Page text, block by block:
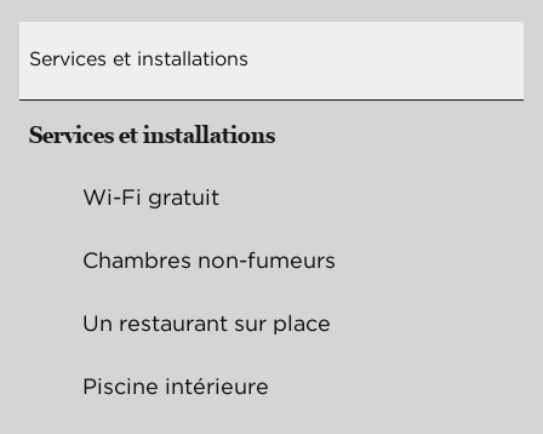
Services et installations
Services et installations
Wi-Fi gratuit
Chambres non-fumeurs
Un restaurant sur place
Piscine intérieure